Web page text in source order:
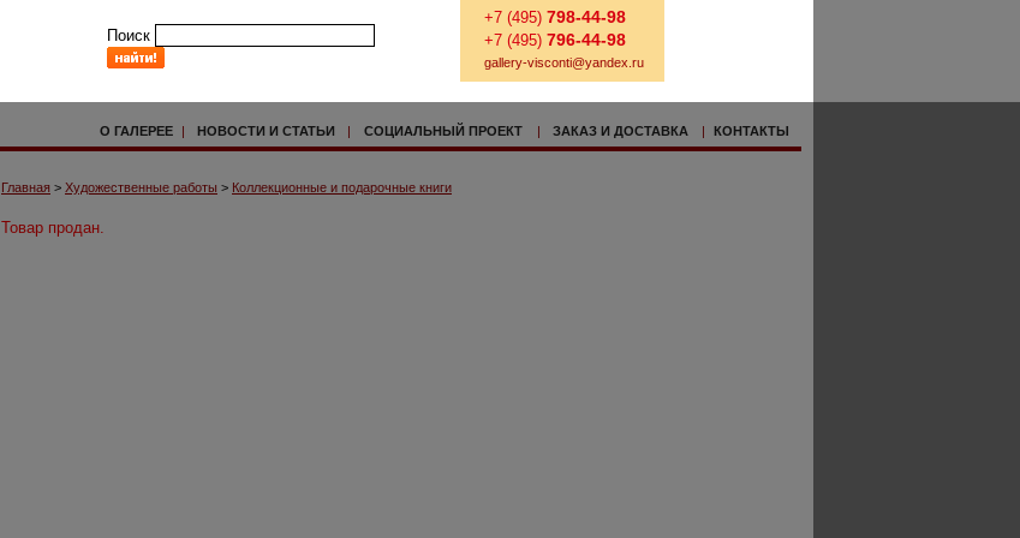
Поиск
+7 (495) 798-44-98
+7 (495) 796-44-98
gallery-visconti@yandex.ru
О ГАЛЕРЕЕ | НОВОСТИ И СТАТЬИ | СОЦИАЛЬНЫЙ ПРОЕКТ | ЗАКАЗ И ДОСТАВКА | КОНТАКТЫ
Главная > Художественные работы > Коллекционные и подарочные книги
Товар продан.